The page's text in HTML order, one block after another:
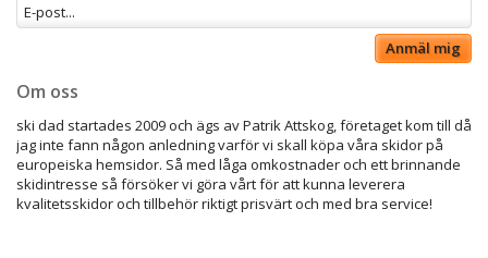
Anmäl mig
Om oss
ski dad startades 2009 och ägs av Patrik Attskog, företaget kom till då
jag inte fann någon anledning varför vi skall köpa våra skidor på
europeiska hemsidor. Så med låga omkostnader och ett brinnande
skidintresse så försöker vi göra vårt för att kunna leverera
kvalitetsskidor och tillbehör riktigt prisvärt och med bra service!